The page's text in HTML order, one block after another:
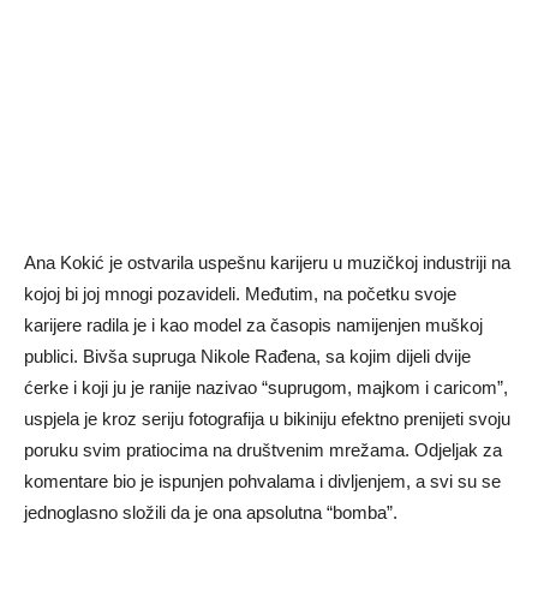
Ana Kokić je ostvarila uspešnu karijeru u muzičkoj industriji na
kojoj bi joj mnogi pozavideli. Međutim, na početku svoje
karijere radila je i kao model za časopis namijenjen muškoj
publici. Bivša supruga Nikole Rađena, sa kojim dijeli dvije
ćerke i koji ju je ranije nazivao “suprugom, majkom i caricom”,
uspjela je kroz seriju fotografija u bikiniju efektno prenijeti svoju
poruku svim pratiocima na društvenim mrežama. Odjeljak za
komentare bio je ispunjen pohvalama i divljenjem, a svi su se
jednoglasno složili da je ona apsolutna “bomba”.